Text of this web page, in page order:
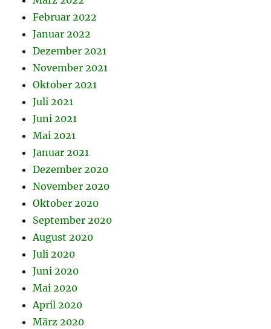
Februar 2022
Januar 2022
Dezember 2021
November 2021
Oktober 2021
Juli 2021
Juni 2021
Mai 2021
Januar 2021
Dezember 2020
November 2020
Oktober 2020
September 2020
August 2020
Juli 2020
Juni 2020
Mai 2020
April 2020
März 2020